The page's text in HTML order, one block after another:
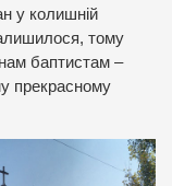
у колишній
тому
баптистам –
прекрасному